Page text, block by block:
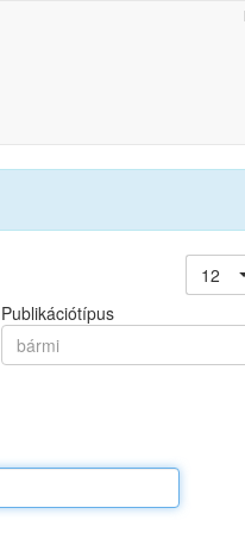
12
Publikációtípus
bármi